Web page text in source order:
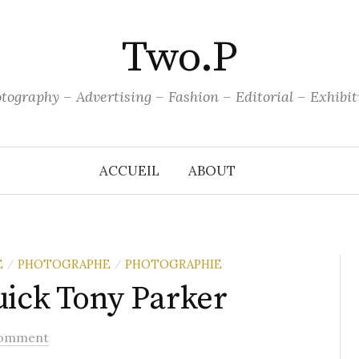
Two.P
– Advertising – Fashion – Editorial –
ACCUEIL ABOUT
/ PHOTOGRAPHE / PHOTOGRAPHIE
Tony Parker